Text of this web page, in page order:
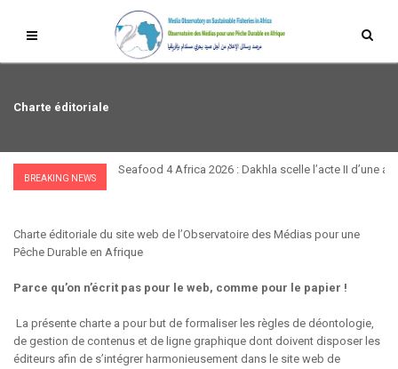
Charte éditoriale
BREAKING NEWS
Seafood 4 Africa 2026 : Dakhla scelle l’acte II d’une
Charte éditoriale du site web de l’Observatoire des Médias pour une
Pêche Durable en Afrique
Parce qu’on n’écrit pas pour le web, comme pour le papier !
La présente charte a pour but de formaliser les règles de déontologie,
de gestion de contenus et de ligne graphique dont doivent disposer les
éditeurs afin de s’intégrer harmonieusement dans le site web de